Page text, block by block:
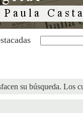
su búsqueda. Los